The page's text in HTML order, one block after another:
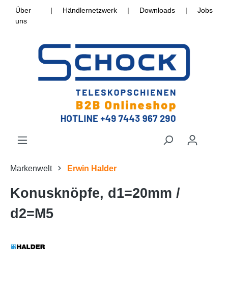
Über
uns
| Händlernetzwerk | Downloads | Jobs
Markenwelt Erwin Halder
Konusknöpfe, d1=20mm /
d2=M5